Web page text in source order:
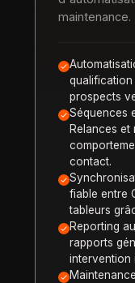
maintenance.
prospects
Séquences
Relances
contact.
fiable entre
tableurs
Reporting
rapports
intervention